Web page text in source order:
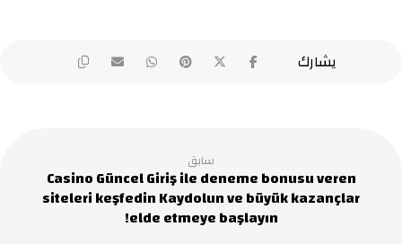
سابق
Casino Güncel Giriş ile deneme bonusu veren
siteleri keşfedin Kaydolun ve büyük kazançlar
elde etmeye başlayın!